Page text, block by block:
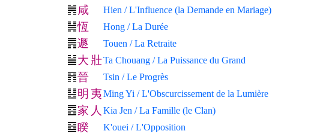
咸 Hien / L'Influence (la Demande en Mariage)
恆 Hong / La Durée
遯 Touen / La Retraite
大 壯Ta Chouang / La Puissance du Grand
晉 Tsin / Le Progrès
明 夷Ming Yi / L'Obscurcissement de la Lumière
家 人 Kia Jen / La Famille (le Clan)
睽 K'ouei / L'Opposition